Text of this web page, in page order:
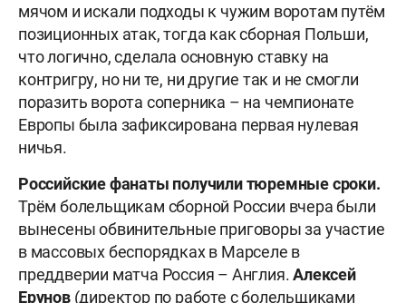
мячом и искали подходы к чужим воротам путём
позиционных атак, тогда как сборная Польши,
что логично, сделала основную ставку на
контригру, но ни те, ни другие так и не смогли
поразить ворота соперника – на чемпионате
Европы была зафиксирована первая нулевая
ничья.
Российские фанаты получили тюремные сроки.
Трём болельщикам сборной России вчера были
вынесены обвинительные приговоры за участие
в массовых беспорядках в Марселе в
преддверии матча Россия – Англия.Алексей
Ерунов(директор по работе с болельщиками